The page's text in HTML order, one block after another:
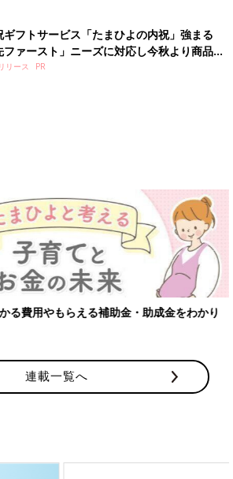
ギフトサービス「たまひよの内祝」強まる
ファースト」ニーズに対応し今秋より商品・
ービスを強化
リース
る費用やもらえる補助金・助成金をわかり
連載一覧へ